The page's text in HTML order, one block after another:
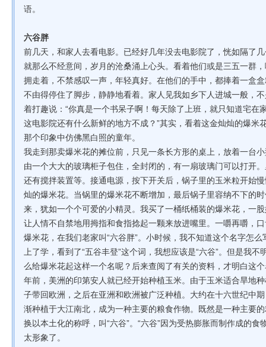
语。
六谷胖
前几天，和家人去看电影。已经好几年没去电影院了，恍如隔了
就那么不经意间，岁月的沧桑涌上心头。看着他们或是三五一群
拥走着，不禁感叹一声，年轻真好。在他们的手中，都捧着一盒
不由得停住了脚步，静静地看着。家人见我如乡下人进城一般，
着打趣说：“你真是一个书呆子啊！每天除了上班，就只知道宅在
这电影院还有什么新鲜的地方不成？”其实，看着这金灿灿的爆米
那个印象中仿佛黑白照的童年。
我走到那卖爆米花的摊位前，只见一条长方形的桌上，放着一台
由一个大大的玻璃柜子包住，全封闭的，有一扇玻璃门可以打开
还有搅拌装置等。接通电源，按下开关后，锅子里的玉米粒开始
灿的爆米花。当锅里的爆米花不断增加，最后锅子里容纳不下的
来，犹如一个个可爱的小精灵。我买了一桶纸桶装的爆米花，一
让人情不自禁地用拇指和食指捻起一颗来放进嘴里。一嚼再嚼，
爆米花，在我们老家叫“六谷胖”。小时候，我不知道这个名字怎
上了学，看到了“五谷丰登”这个词，我想应该是“六谷”。但是我
么给爆米花起这样一个名呢？后来查阅了有关的资料，才明白这
年前，美洲的印第安人就已经开始种植玉米。由于玉米适合旱地
子带回欧洲，之后在亚洲和欧洲被广泛种植。大约在十六世纪中
渐种植于大江南北，成为一种主要的粮食作物。既然是一种主要
换以本土化的称呼，叫“六谷”。“六谷”因为受热膨胀而制作成的
太形象了。